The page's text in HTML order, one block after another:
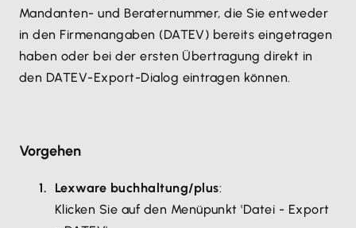
Mandanten- und Beraternummer, die Sie entweder
in den Firmenangaben (DATEV) bereits eingetragen
haben oder bei der ersten Übertragung direkt in
den DATEV-Export-Dialog eintragen können.
Vorgehen
Lexware buchhaltung/plus:
Klicken Sie auf den Menüpunkt 'Datei - Export